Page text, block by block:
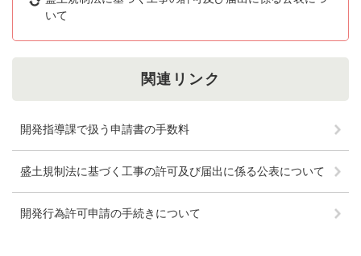
いて
関連リンク
開発指導課で扱う申請書の手数料
盛土規制法に基づく工事の許可及び届出に係る公表について
開発行為許可申請の手続きについて